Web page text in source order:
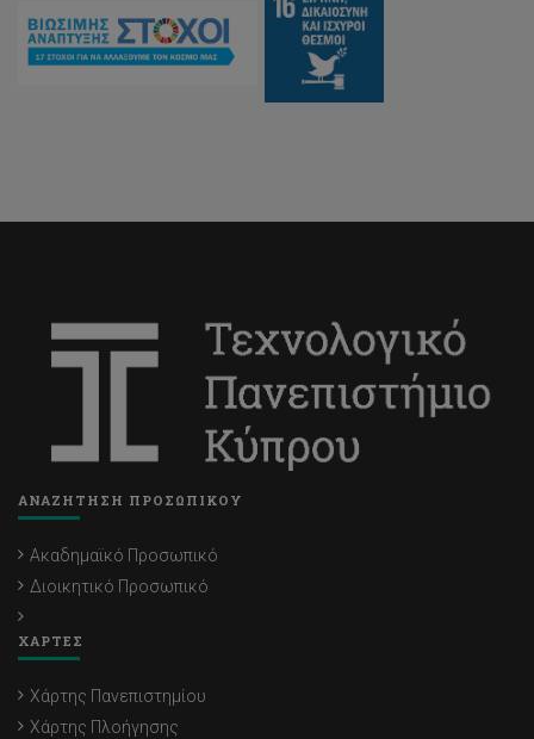
ΑΝΑΖΗΤΗΣΗ ΠΡΟΣΩΠΙΚΟΥ
Ακαδημαϊκό Προσωπικό
Διοικητικό Προσωπικό
ΧΑΡΤΕΣ
Χάρτης Πανεπιστημίου
Χάρτης Πλοήγησης